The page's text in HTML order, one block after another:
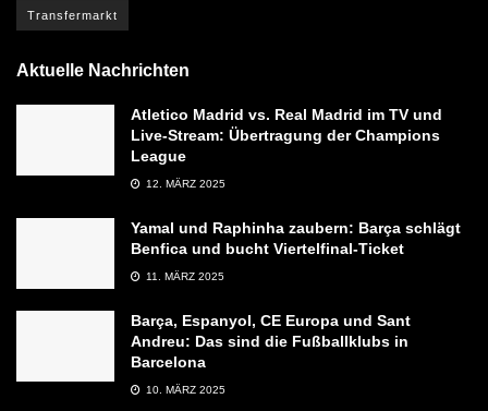
Transfermarkt
Aktuelle Nachrichten
Atletico Madrid vs. Real Madrid im TV und
Live-Stream: Übertragung der Champions
League
12. MÄRZ 2025
Yamal und Raphinha zaubern: Barça schlägt
Benfica und bucht Viertelfinal-Ticket
11. MÄRZ 2025
Barça, Espanyol, CE Europa und Sant
Andreu: Das sind die Fußballklubs in
Barcelona
10. MÄRZ 2025